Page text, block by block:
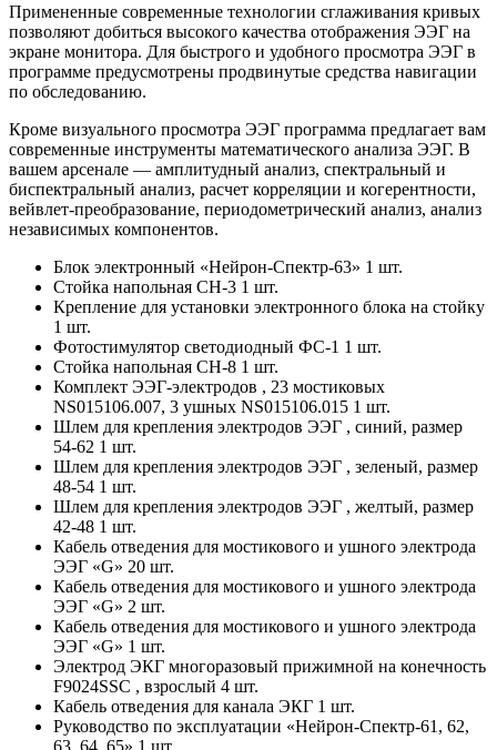
Примененные современные технологии сглаживания кривых
позволяют добиться высокого качества отображения ЭЭГ на
экране монитора. Для быстрого и удобного просмотра ЭЭГ в
программе предусмотрены продвинутые средства навигации
по обследованию.
Кроме визуального просмотра ЭЭГ программа предлагает вам
современные инструменты математического анализа ЭЭГ. В
вашем арсенале — амплитудный анализ, спектральный и
биспектральный анализ, расчет корреляции и когерентности,
вейвлет-преобразование, периодометрический анализ, анализ
независимых компонентов.
Блок электронный «Нейрон-Спектр-63» 1 шт.
Стойка напольная СН-3 1 шт.
Крепление для установки электронного блока на стойку
1 шт.
Фотостимулятор светодиодный ФС-1 1 шт.
Стойка напольная СН-8 1 шт.
Комплект ЭЭГ-электродов , 23 мостиковых
NS015106.007, 3 ушных NS015106.015 1 шт.
Шлем для крепления электродов ЭЭГ , синий, размер
54-62 1 шт.
Шлем для крепления электродов ЭЭГ , зеленый, размер
48-54 1 шт.
Шлем для крепления электродов ЭЭГ , желтый, размер
42-48 1 шт.
Кабель отведения для мостикового и ушного электрода
ЭЭГ «G» 20 шт.
Кабель отведения для мостикового и ушного электрода
ЭЭГ «G» 2 шт.
Кабель отведения для мостикового и ушного электрода
ЭЭГ «G» 1 шт.
Электрод ЭКГ многоразовый прижимной на конечность
F9024SSC , взрослый 4 шт.
Кабель отведения для канала ЭКГ 1 шт.
Руководство по эксплуатации «Нейрон-Спектр-61, 62,
63, 64, 65» 1 шт.